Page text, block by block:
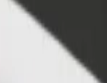
เพิ่มร้านอาหารหรือร้านค้า